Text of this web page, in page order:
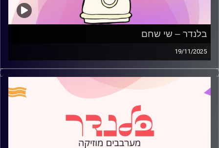
בלנדר – שי שחם
19/11/2025
מוזיקה קצבית חדשה עם שיר שחם
קרדיט תמונות:
AudioVersity